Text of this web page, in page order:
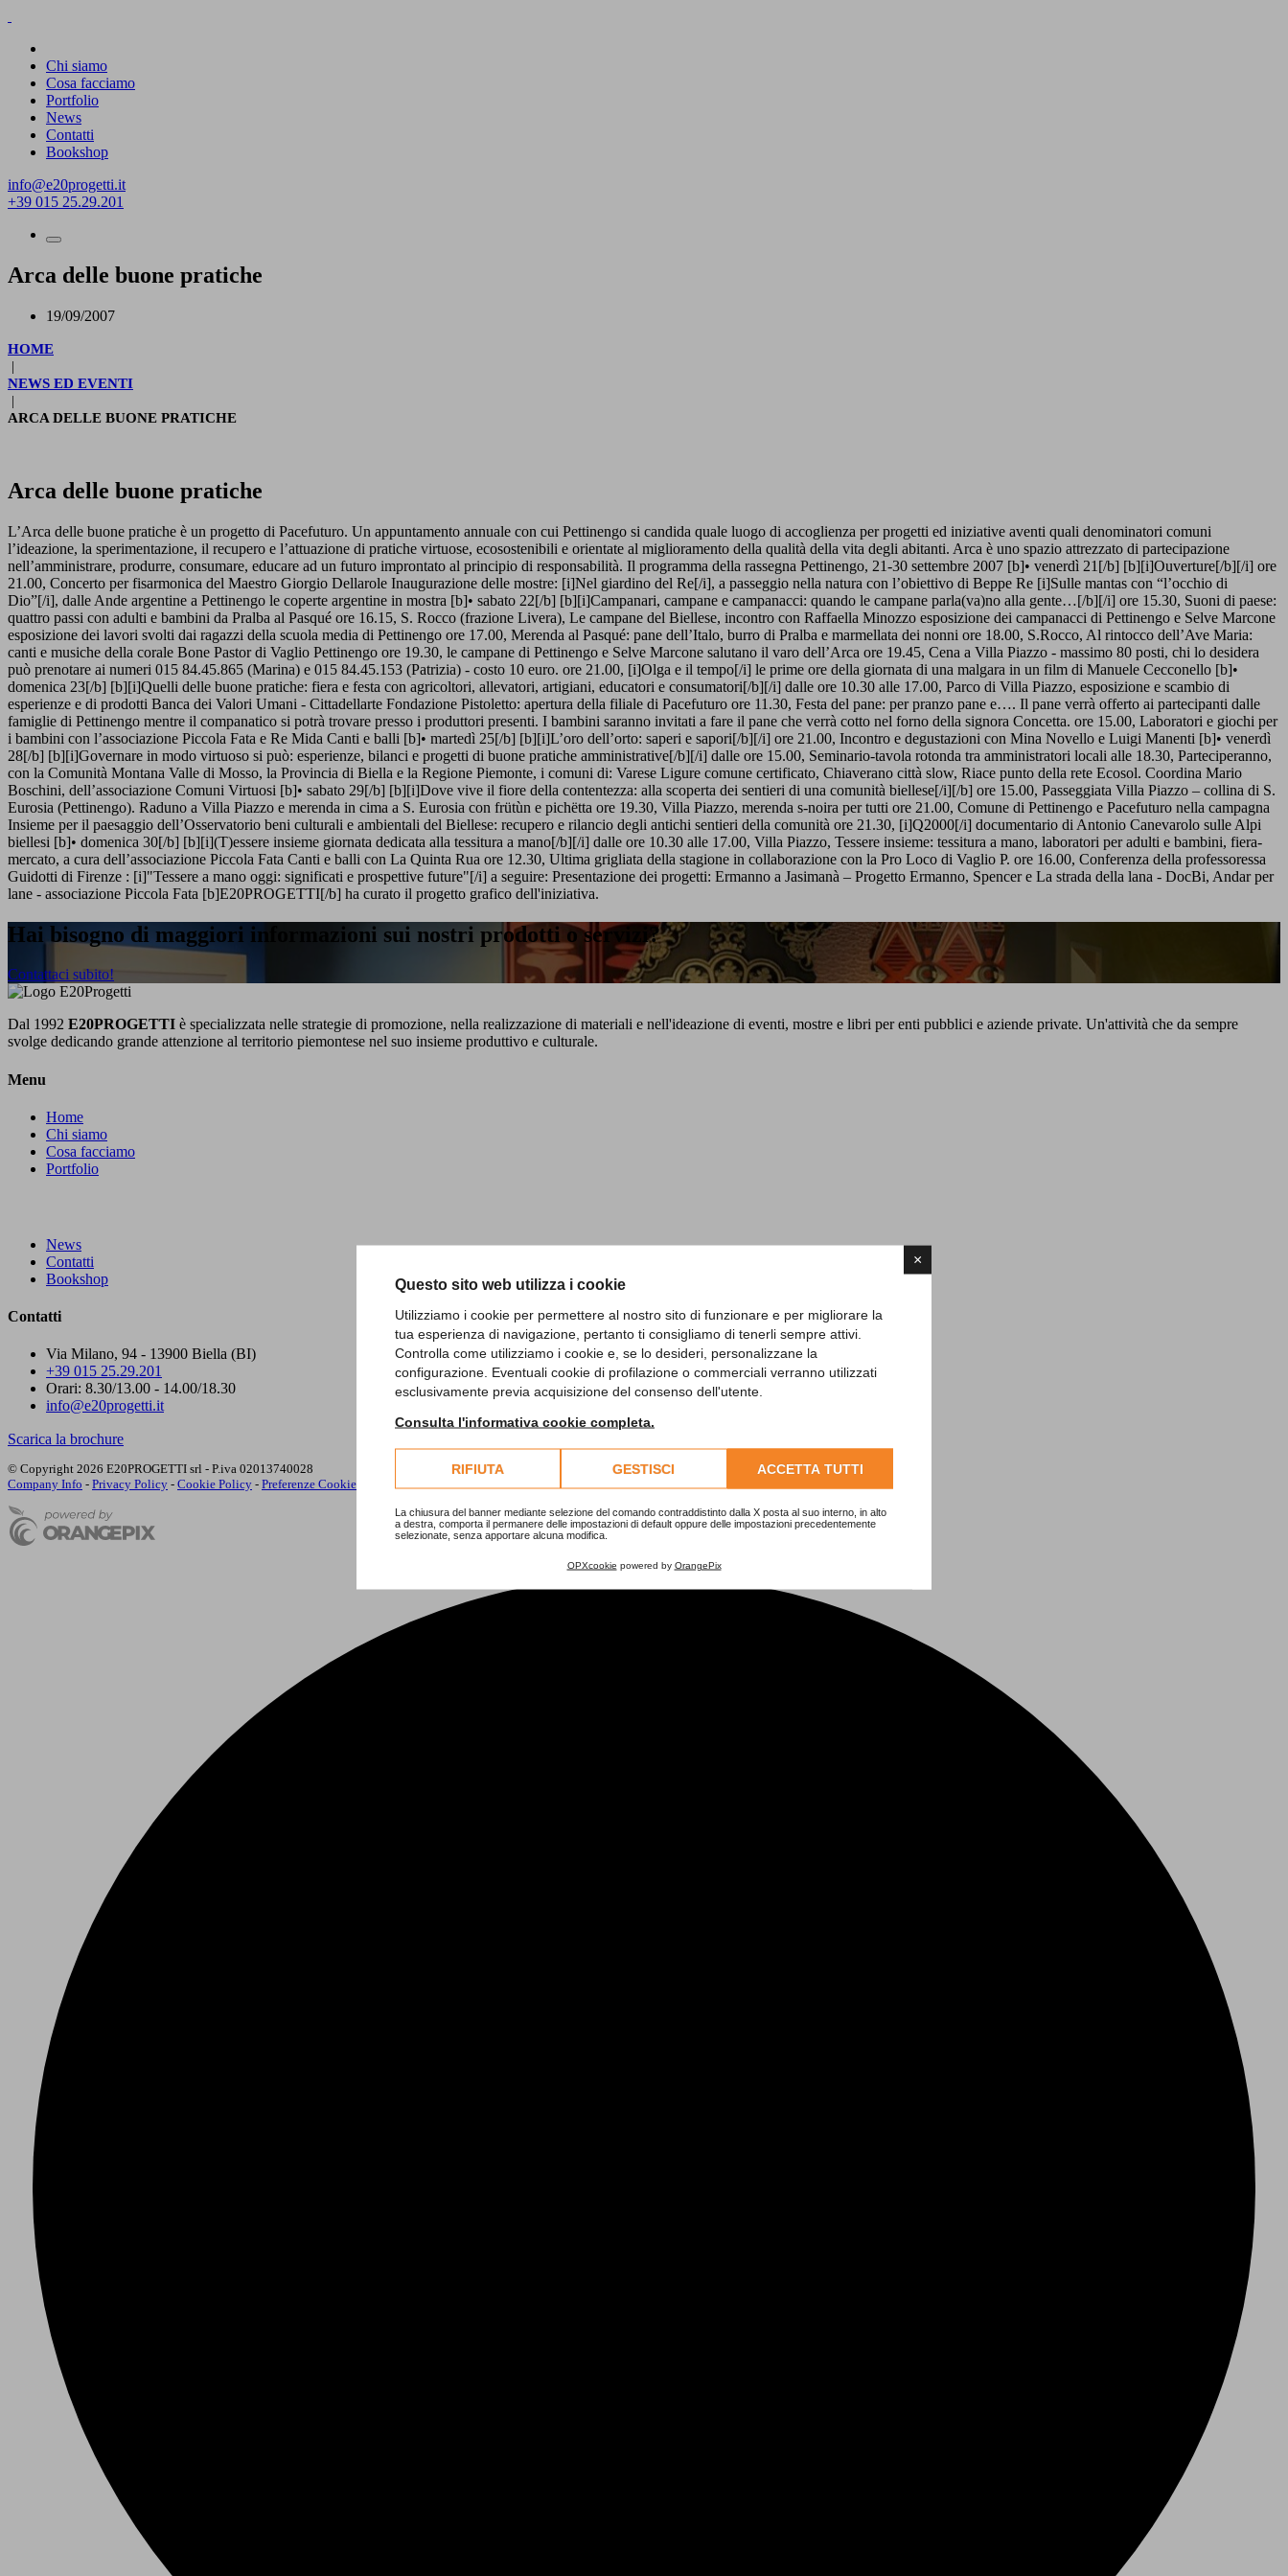
×
Questo sito web utilizza i cookie
Utilizziamo i cookie per permettere al nostro sito di funzionare e per migliorare la
tua esperienza di navigazione, pertanto ti consigliamo di tenerli sempre attivi.
Controlla come utilizziamo i cookie e, se lo desideri, personalizzane la
configurazione. Eventuali cookie di profilazione o commerciali verranno utilizzati
esclusivamente previa acquisizione del consenso dell'utente.
Consulta l'informativa cookie completa.
RIFIUTA GESTISCI ACCETTA TUTTI
La chiusura del banner mediante selezione del comando contraddistinto dalla X posta al suo interno, in alto
a destra, comporta il permanere delle impostazioni di default oppure delle impostazioni precedentemente
selezionate, senza apportare alcuna modifica.
OPXcookie powered by OrangePix
Chi siamo
Cosa facciamo
Portfolio
News
Contatti
Bookshop
info@e20progetti.it
+39 015 25.29.201
Arca delle buone pratiche
19/09/2007
HOME
|
NEWS ED EVENTI
|
ARCA DELLE BUONE PRATICHE
Arca delle buone pratiche
L’Arca delle buone pratiche è un progetto di Pacefuturo. Un appuntamento annuale con cui Pettinengo si candida quale luogo di accoglienza per progetti ed iniziative aventi quali denominatori comuni
l’ideazione, la sperimentazione, il recupero e l’attuazione di pratiche virtuose, ecosostenibili e orientate al miglioramento della qualità della vita degli abitanti. Arca è uno spazio attrezzato di partecipazione
nell’amministrare, produrre, consumare, educare ad un futuro improntato al principio di responsabilità. Il programma della rassegna Pettinengo, 21-30 settembre 2007 [b]• venerdì 21[/b] [b][i]Ouverture[/b][/i] ore
21.00, Concerto per fisarmonica del Maestro Giorgio Dellarole Inaugurazione delle mostre: [i]Nel giardino del Re[/i], a passeggio nella natura con l’obiettivo di Beppe Re [i]Sulle mantas con “l’occhio di
Dio”[/i], dalle Ande argentine a Pettinengo le coperte argentine in mostra [b]• sabato 22[/b] [b][i]Campanari, campane e campanacci: quando le campane parla(va)no alla gente…[/b][/i] ore 15.30, Suoni di paese:
quattro passi con adulti e bambini da Pralba al Pasqué ore 16.15, S. Rocco (frazione Livera), Le campane del Biellese, incontro con Raffaella Minozzo esposizione dei campanacci di Pettinengo e Selve Marcone
esposizione dei lavori svolti dai ragazzi della scuola media di Pettinengo ore 17.00, Merenda al Pasqué: pane dell’Italo, burro di Pralba e marmellata dei nonni ore 18.00, S.Rocco, Al rintocco dell’Ave Maria:
canti e musiche della corale Bone Pastor di Vaglio Pettinengo ore 19.30, le campane di Pettinengo e Selve Marcone salutano il varo dell’Arca ore 19.45, Cena a Villa Piazzo - massimo 80 posti, chi lo desidera
può prenotare ai numeri 015 84.45.865 (Marina) e 015 84.45.153 (Patrizia) - costo 10 euro. ore 21.00, [i]Olga e il tempo[/i] le prime ore della giornata di una malgara in un film di Manuele Cecconello [b]•
domenica 23[/b] [b][i]Quelli delle buone pratiche: fiera e festa con agricoltori, allevatori, artigiani, educatori e consumatori[/b][/i] dalle ore 10.30 alle 17.00, Parco di Villa Piazzo, esposizione e scambio di
esperienze e di prodotti Banca dei Valori Umani - Cittadellarte Fondazione Pistoletto: apertura della filiale di Pacefuturo ore 11.30, Festa del pane: per pranzo pane e…. Il pane verrà offerto ai partecipanti dalle
famiglie di Pettinengo mentre il companatico si potrà trovare presso i produttori presenti. I bambini saranno invitati a fare il pane che verrà cotto nel forno della signora Concetta. ore 15.00, Laboratori e giochi per
i bambini con l’associazione Piccola Fata e Re Mida Canti e balli [b]• martedì 25[/b] [b][i]L’oro dell’orto: saperi e sapori[/b][/i] ore 21.00, Incontro e degustazioni con Mina Novello e Luigi Manenti [b]• venerdì
28[/b] [b][i]Governare in modo virtuoso si può: esperienze, bilanci e progetti di buone pratiche amministrative[/b][/i] dalle ore 15.00, Seminario-tavola rotonda tra amministratori locali alle 18.30, Parteciperanno,
con la Comunità Montana Valle di Mosso, la Provincia di Biella e la Regione Piemonte, i comuni di: Varese Ligure comune certificato, Chiaverano città slow, Riace punto della rete Ecosol. Coordina Mario
Boschini, dell’associazione Comuni Virtuosi [b]• sabato 29[/b] [b][i]Dove vive il fiore della contentezza: alla scoperta dei sentieri di una comunità biellese[/i][/b] ore 15.00, Passeggiata Villa Piazzo – collina di S.
Eurosia (Pettinengo). Raduno a Villa Piazzo e merenda in cima a S. Eurosia con frütùn e pichëtta ore 19.30, Villa Piazzo, merenda s-noira per tutti ore 21.00, Comune di Pettinengo e Pacefuturo nella campagna
Insieme per il paesaggio dell’Osservatorio beni culturali e ambientali del Biellese: recupero e rilancio degli antichi sentieri della comunità ore 21.30, [i]Q2000[/i] documentario di Antonio Canevarolo sulle Alpi
biellesi [b]• domenica 30[/b] [b][i](T)essere insieme giornata dedicata alla tessitura a mano[/b][/i] dalle ore 10.30 alle 17.00, Villa Piazzo, Tessere insieme: tessitura a mano, laboratori per adulti e bambini, fiera-
mercato, a cura dell’associazione Piccola Fata Canti e balli con La Quinta Rua ore 12.30, Ultima grigliata della stagione in collaborazione con la Pro Loco di Vaglio P. ore 16.00, Conferenza della professoressa
Guidotti di Firenze : [i]"Tessere a mano oggi: significati e prospettive future"[/i] a seguire: Presentazione dei progetti: Ermanno a Jasimanà – Progetto Ermanno, Spencer e La strada della lana - DocBi, Andar per
lane - associazione Piccola Fata [b]E20PROGETTI[/b] ha curato il progetto grafico dell'iniziativa.
Hai bisogno di maggiori informazioni sui nostri prodotti o servizi?
Contattaci subito!
Dal 1992 E20PROGETTI è specializzata nelle strategie di promozione, nella realizzazione di materiali e nell'ideazione di eventi, mostre e libri per enti pubblici e aziende private. Un'attività che da sempre
svolge dedicando grande attenzione al territorio piemontese nel suo insieme produttivo e culturale.
Menu
Home
Chi siamo
Cosa facciamo
Portfolio
News
Contatti
Bookshop
Contatti
Via Milano, 94 - 13900 Biella (BI)
+39 015 25.29.201
Orari: 8.30/13.00 - 14.00/18.30
info@e20progetti.it
Scarica la brochure
© Copyright 2026 E20PROGETTI srl - P.iva 02013740028
Company Info - Privacy Policy - Cookie Policy - Preferenze Cookie